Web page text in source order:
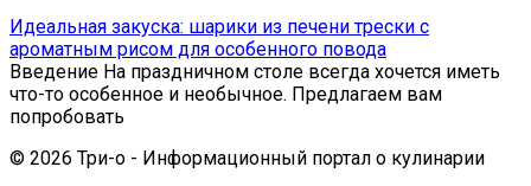
Идеальная закуска: шарики из печени трески с
ароматным рисом для особенного повода
Введение На праздничном столе всегда хочется иметь
что-то особенное и необычное. Предлагаем вам
попробовать
© 2026 Три-о - Информационный портал о кулинарии